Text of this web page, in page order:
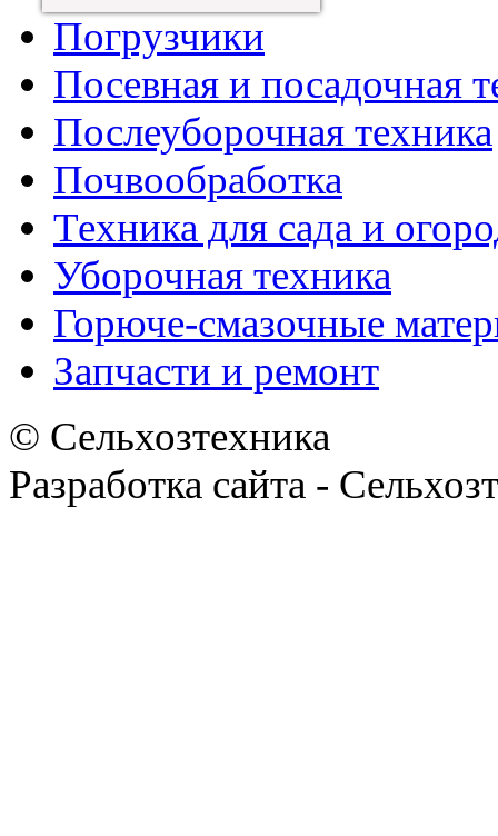
Погрузчики
Посевная и посадочная
Послеуборочная техника
Почвообработка
Техника для сада и
Уборочная техника
Горюче-смазочные
Запчасти и ремонт
© Сельхозтехника
Разработка сайта -